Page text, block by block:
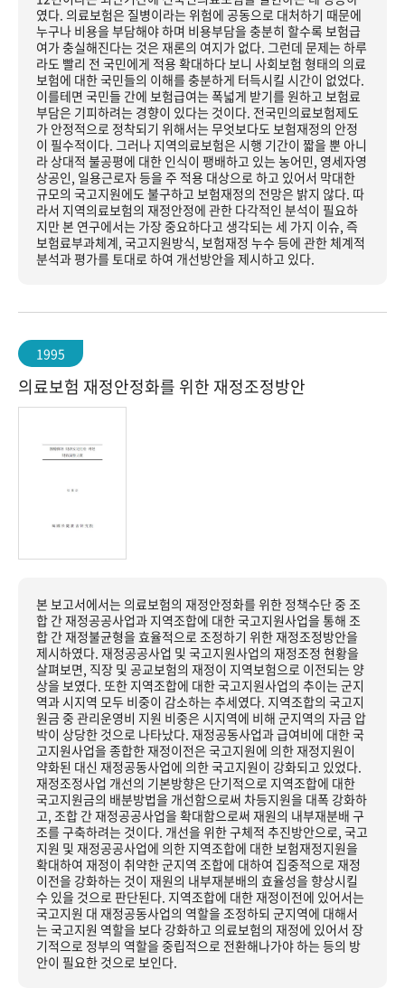
였다. 의료보험은 질병이라는 위험에 공동으로 대처하기 때문에
누구나 비용을 부담해야 하며 비용부담을 충분히 할수록 보험급
여가 충실해진다는 것은 재론의 여지가 없다. 그런데 문제는 하루
라도 빨리 전 국민에게 적용 확대하다 보니 사회보험 형태의 의료
보험에 대한 국민들의 이해를 충분하게 터득시킬 시간이 없었다.
이를테면 국민들 간에 보험급여는 폭넓게 받기를 원하고 보험료
부담은 기피하려는 경향이 있다는 것이다. 전국민의료보험제도
가 안정적으로 정착되기 위해서는 무엇보다도 보험재정의 안정
이 필수적이다. 그러나 지역의료보험은 시행 기간이 짧을 뿐 아니
라 상대적 불공평에 대한 인식이 팽배하고 있는 농어민, 영세자영
상공인, 일용근로자 등을 주 적용 대상으로 하고 있어서 막대한
규모의 국고지원에도 불구하고 보험재정의 전망은 밝지 않다. 따
라서 지역의료보험의 재정안정에 관한 다각적인 분석이 필요하
지만 본 연구에서는 가장 중요하다고 생각되는 세 가지 이슈, 즉
보험료부과체계, 국고지원방식, 보험재정 누수 등에 관한 체계적
분석과 평가를 토대로 하여 개선방안을 제시하고 있다.
1995
의료보험 재정안정화를 위한 재정조정방안
본 보고서에서는 의료보험의 재정안정화를 위한 정책수단 중 조
합 간 재정공공사업과 지역조합에 대한 국고지원사업을 통해 조
합 간 재정불균형을 효율적으로 조정하기 위한 재정조정방안을
제시하였다. 재정공공사업 및 국고지원사업의 재정조정 현황을
살펴보면, 직장 및 공교보험의 재정이 지역보험으로 이전되는 양
상을 보였다. 또한 지역조합에 대한 국고지원사업의 추이는 군지
역과 시지역 모두 비중이 감소하는 추세였다. 지역조합의 국고지
원금 중 관리운영비 지원 비중은 시지역에 비해 군지역의 자금 압
박이 상당한 것으로 나타났다. 재정공동사업과 급여비에 대한 국
고지원사업을 종합한 재정이전은 국고지원에 의한 재정지원이
약화된 대신 재정공동사업에 의한 국고지원이 강화되고 있었다.
재정조정사업 개선의 기본방향은 단기적으로 지역조합에 대한
국고지원금의 배분방법을 개선함으로써 차등지원을 대폭 강화하
고, 조합 간 재정공공사업을 확대함으로써 재원의 내부재분배 구
조를 구축하려는 것이다. 개선을 위한 구체적 추진방안으로, 국고
지원 및 재정공공사업에 의한 지역조합에 대한 보험재정지원을
확대하여 재정이 취약한 군지역 조합에 대하여 집중적으로 재정
이전을 강화하는 것이 재원의 내부재분배의 효율성을 향상시킬
수 있을 것으로 판단된다. 지역조합에 대한 재정이전에 있어서는
국고지원 대 재정공동사업의 역할을 조정하되 군지역에 대해서
는 국고지원 역할을 보다 강화하고 의료보험의 재정에 있어서 장
기적으로 정부의 역할을 중립적으로 전환해나가야 하는 등의 방
안이 필요한 것으로 보인다.